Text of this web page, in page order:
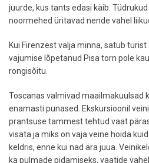
juurde, kus tants edasi käib.
noormehed üritavad nende vahel
Kui Firenzest välja minna, satub
vajumise lõpetanud Pisa torn pole
rongisõitu.
Toscanas valmivad maailmakuulsad
enamasti punased. Ekskursioonil
prantsuse tammest tehtud vaat
visata ja miks on vaja veine hoida
keldris, enne kui nad ära juua.
ka pulmade pidamiseks, vaatide